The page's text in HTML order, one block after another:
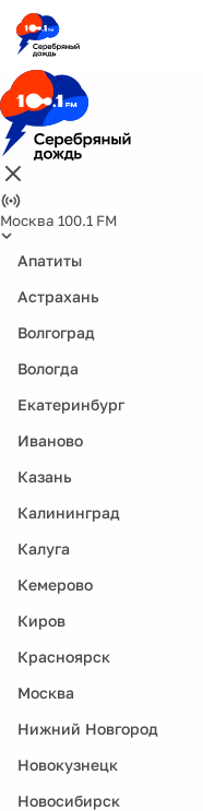
Москва 100.1 FM
Апатиты
Астрахань
Волгоград
Вологда
Екатеринбург
Иваново
Казань
Калининград
Калуга
Кемерово
Киров
Красноярск
Москва
Нижний Новгород
Новокузнецк
Новосибирск